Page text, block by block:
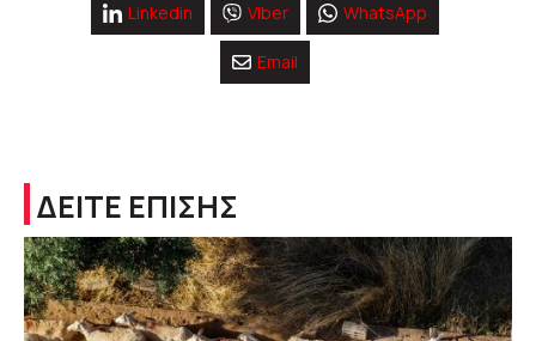
Linkedin Viber WhatsApp
Email
ΔΕΙΤΕ ΕΠΙΣΗΣ